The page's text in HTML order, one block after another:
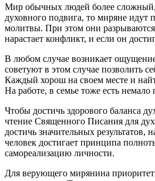
Мир обычных людей более
духовного подвига, то миряне идут
молитвы. При этом они
нарастает конфликт, и если он
В любом случае возникает
советуют в этом случае позволить
Каждый хорош на своем месте и
На работе, в семье тоже есть
Чтобы достичь здорового баланса
чтение Священного Писания для
достичь значительных
человек достигает принципа
самореализацию личности.
Для верующего мирянина